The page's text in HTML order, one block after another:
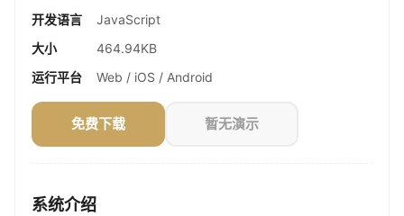
开发语言
JavaScript
大小
464.94KB
运行平台
Web / iOS / Android
免费下载 暂无演示
系统介绍